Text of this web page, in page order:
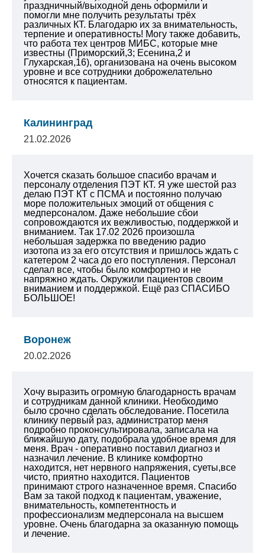
праздничный/выходной день оформили и
помогли мне получить результаты трёх
различных КТ. Благодарю их за внимательность,
терпение и оперативность! Могу также добавить,
что работа тех центров МИБС, которые мне
известны (Приморский,3; Есенина,2 и
Глухарская,16), организована на очень высоком
уровне и все сотрудники доброжелательно
относятся к пациентам.
Калининград
21.02.2026
Хочется сказать большое спасибо врачам и
персоналу отделения ПЭТ КТ. Я уже шестой раз
делаю ПЭТ КТ с ПСМА и постоянно получаю
море положительных эмоций от общения с
медперсоналом. Даже небольшие сбои
сопровождаются их вежливостью, поддержкой и
вниманием. Так 17.02 2026 произошла
небольшая задержка по введению радио
изотопа из за его отсутствия и пришлось ждать с
катетером 2 часа до его поступления. Персонал
сделал все, чтобы было комфортно и не
напряжно ждать. Окружили пациентов своим
вниманием и поддержкой. Ещё раз СПАСИБО
БОЛЬШОЕ!
Воронеж
20.02.2026
Хочу выразить огромную благодарность врачам
и сотрудникам данной клиники. Необходимо
было срочно сделать обследование. Посетила
клинику первый раз, администратор меня
подробно проконсультировала, записала на
ближайшую дату, подобрала удобное время для
меня. Врач - оперативно поставил диагноз и
назначил лечение. В клинике комфортно
находится, нет нервного напряжения, суеты,все
чисто, приятно находится. Пациентов
принимают строго назначенное время. Спасибо
Вам за такой подход к пациентам, уважение,
внимательность, компетентность и
профессионализм медперсонала на высшем
уровне. Очень благодарна за оказанную помощь
и лечение.